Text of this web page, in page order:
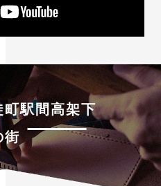
駅間高架下
街